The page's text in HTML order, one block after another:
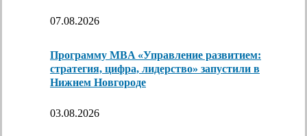
07.08.2026
Программу MBA «Управление развитием:
стратегия, цифра, лидерство» запустили в
Нижнем Новгороде
03.08.2026